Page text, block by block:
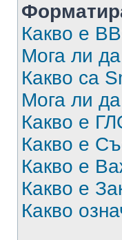
Какво е
Мога ли
Какво са
Мога ли
Какво е
Какво е
Какво е
Какво е
Какво